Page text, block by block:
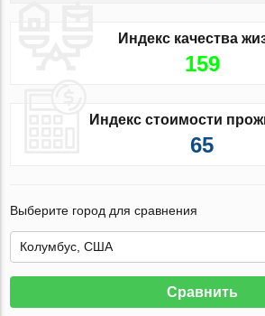
Индекс качества
159
Индекс стоимости
65
Выберите город для сравнения
Сравнить